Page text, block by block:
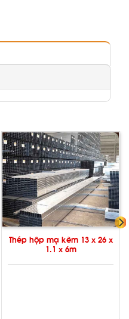
Thép hộp mạ kẽm 13 x 26 x
1.1 x 6m